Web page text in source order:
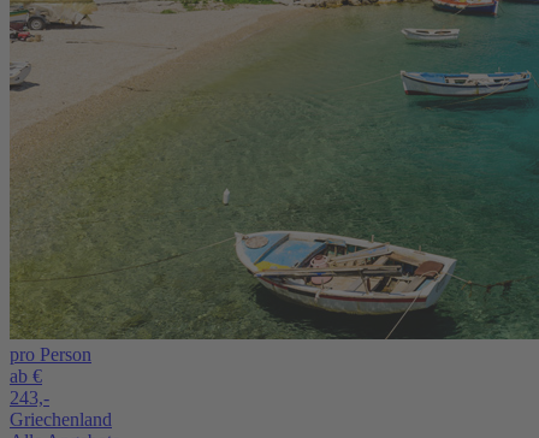
pro Person
ab €
243,-
Griechenland